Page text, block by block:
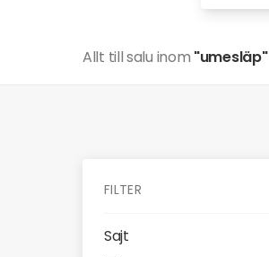
Allt till salu inom "umesläp"
FILTER
Sajt